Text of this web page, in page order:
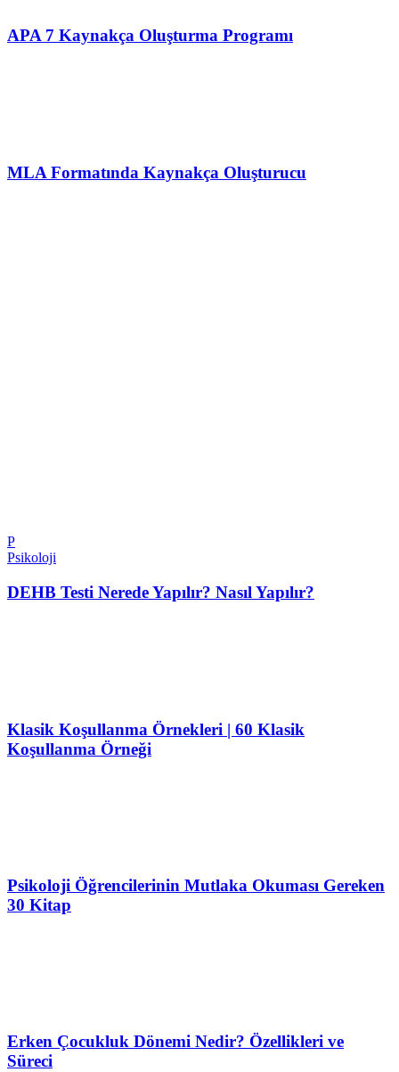
APA 7 Kaynakça Oluşturma Programı
MLA Formatında Kaynakça Oluşturucu
P
Psikoloji
DEHB Testi Nerede Yapılır? Nasıl Yapılır?
Klasik Koşullanma Örnekleri | 60 Klasik
Koşullanma Örneği
Psikoloji Öğrencilerinin Mutlaka Okuması Gereken
30 Kitap
Erken Çocukluk Dönemi Nedir? Özellikleri ve
Süreci